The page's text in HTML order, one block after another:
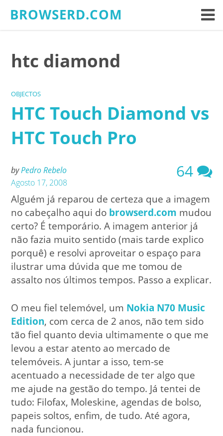
BROWSERD.COM
htc diamond
OBJECTOS
HTC Touch Diamond vs
HTC Touch Pro
byPedro Rebelo
Agosto 17, 2008
64
Alguém já reparou de certeza que a imagem
no cabeçalho aqui do browserd.com mudou
certo? É temporário. A imagem anterior já
não fazia muito sentido (mais tarde explico
porquê) e resolvi aproveitar o espaço para
ilustrar uma dúvida que me tomou de
assalto nos últimos tempos. Passo a explicar.
O meu fiel telemóvel, um Nokia N70 Music
Edition, com cerca de 2 anos, não tem sido
tão fiel quanto devia ultimamente o que me
levou a estar atento ao mercado de
telemóveis. A juntar a isso, tem-se
acentuado a necessidade de ter algo que
me ajude na gestão do tempo. Já tentei de
tudo: Filofax, Moleskine, agendas de bolso,
papeis soltos, enfim, de tudo. Até agora,
nada funcionou.